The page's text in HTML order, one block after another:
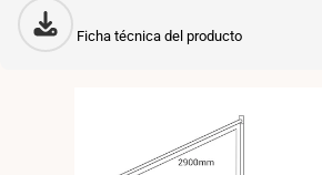
Ficha técnica del producto